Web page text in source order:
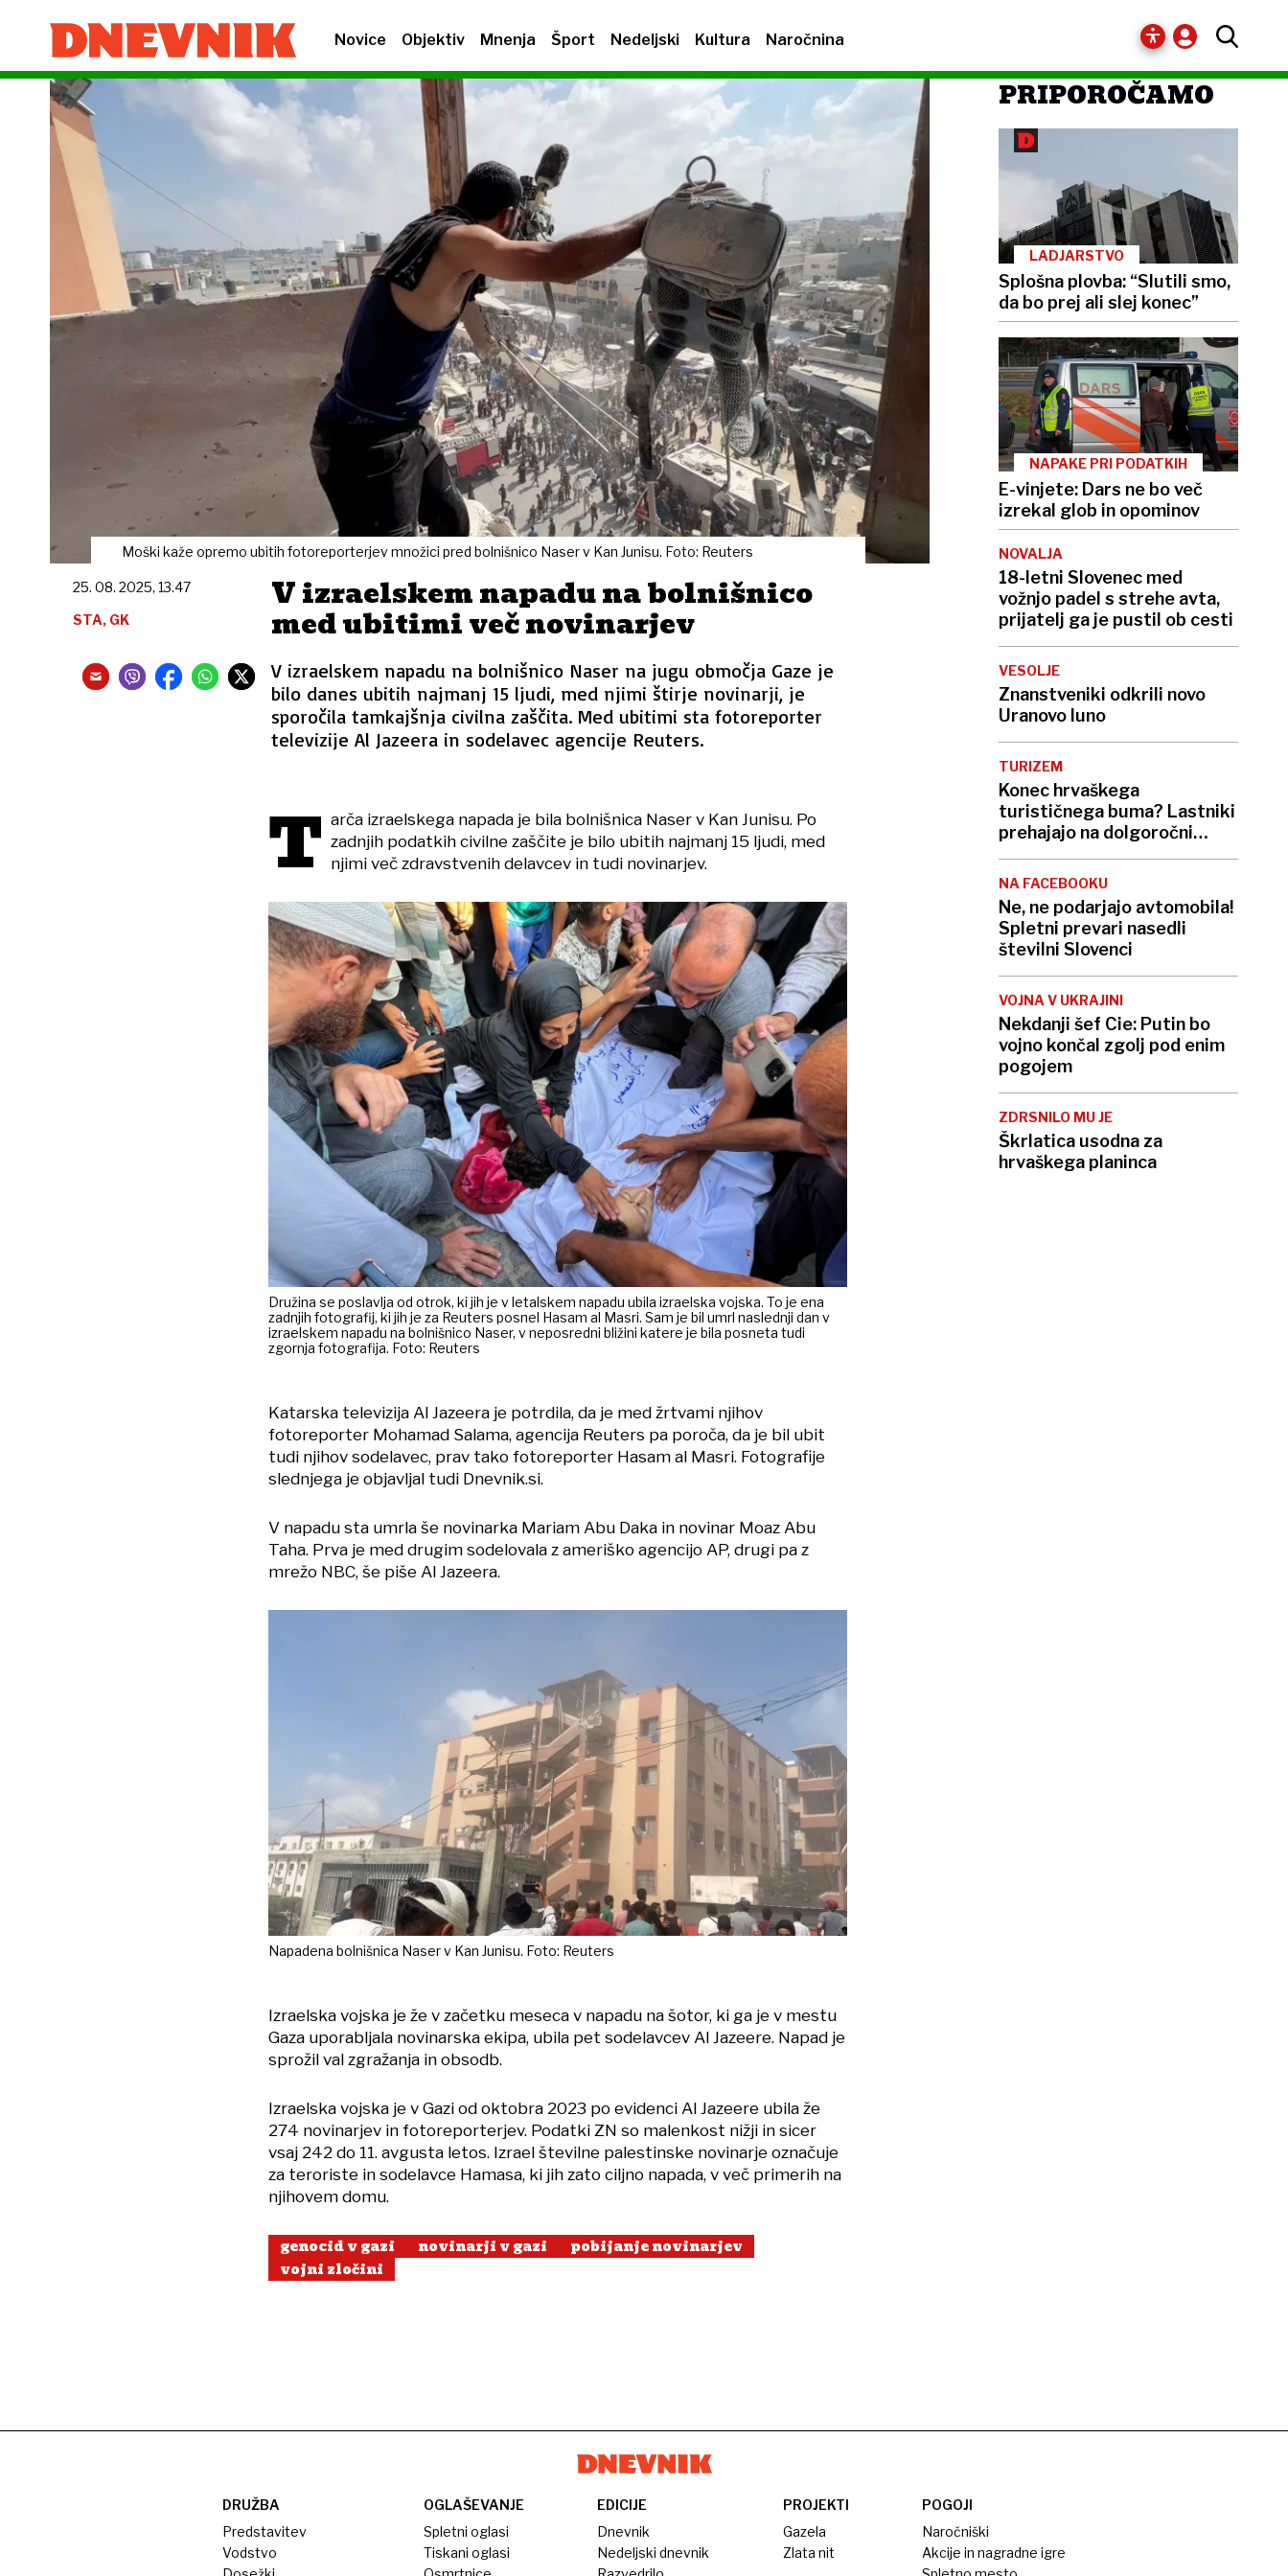
Novice Objektiv Mnenja Šport Nedeljski Kultura Naročnina
Moški kaže opremo ubitih fotoreporterjev množici pred bolnišnico Naser v Kan Junisu. Foto: Reuters
V izraelskem napadu na bolnišnico
med ubitimi več novinarjev
V izraelskem napadu na bolnišnico Naser na jugu območja Gaze je
bilo danes ubitih najmanj 15 ljudi, med njimi štirje novinarji, je
sporočila tamkajšnja civilna zaščita. Med ubitimi sta fotoreporter
televizije Al Jazeera in sodelavec agencije Reuters.
25. 08. 2025, 13.47
STA, GK
T arča izraelskega napada je bila bolnišnica Naser v Kan Junisu. Po
zadnjih podatkih civilne zaščite je bilo ubitih najmanj 15 ljudi, med
njimi več zdravstvenih delavcev in tudi novinarjev.
Družina se poslavlja od otrok, ki jih je v letalskem napadu ubila izraelska vojska. To je ena
zadnjih fotografij, ki jih je za Reuters posnel Hasam al Masri. Sam je bil umrl naslednji dan v
izraelskem napadu na bolnišnico Naser, v neposredni bližini katere je bila posneta tudi
zgornja fotografija. Foto: Reuters
Katarska televizija Al Jazeera je potrdila, da je med žrtvami njihov
fotoreporter Mohamad Salama, agencija Reuters pa poroča, da je bil ubit
tudi njihov sodelavec, prav tako fotoreporter Hasam al Masri. Fotografije
slednjega je objavljal tudi Dnevnik.si.
V napadu sta umrla še novinarka Mariam Abu Daka in novinar Moaz Abu
Taha. Prva je med drugim sodelovala z ameriško agencijo AP, drugi pa z
mrežo NBC, še piše Al Jazeera.
Napadena bolnišnica Naser v Kan Junisu. Foto: Reuters
Izraelska vojska je že v začetku meseca v napadu na šotor, ki ga je v mestu
Gaza uporabljala novinarska ekipa, ubila pet sodelavcev Al Jazeere. Napad je
sprožil val zgražanja in obsodb.
Izraelska vojska je v Gazi od oktobra 2023 po evidenci Al Jazeere ubila že
274 novinarjev in fotoreporterjev. Podatki ZN so malenkost nižji in sicer
vsaj 242 do 11. avgusta letos. Izrael številne palestinske novinarje označuje
za teroriste in sodelavce Hamasa, ki jih zato ciljno napada, v več primerih na
njihovem domu.
genocid v gazi novinarji v gazi
pobijanje novinarjev
vojni zločini
PRIPOROČAMO
LADJARSTVO
Splošna plovba: “Slutili smo,
da bo prej ali slej konec”
NAPAKE PRI PODATKIH
E-vinjete: Dars ne bo več
izrekal glob in opominov
NOVALJA
18-letni Slovenec med
vožnjo padel s strehe avta,
prijatelj ga je pustil ob cesti
VESOLJE
Znanstveniki odkrili novo
Uranovo luno
TURIZEM
Konec hrvaškega
turističnega buma? Lastniki
prehajajo na dolgoročni
najem
NA FACEBOOKU
Ne, ne podarjajo avtomobila!
Spletni prevari nasedli
številni Slovenci
VOJNA V UKRAJINI
Nekdanji šef Cie: Putin bo
vojno končal zgolj pod enim
pogojem
ZDRSNILO MU JE
Škrlatica usodna za
hrvaškega planinca
DRUŽBA
Predstavitev
Vodstvo
OGLAŠEVANJE
Spletni oglasi
Tiskani oglasi
EDICIJE
Dnevnik
Nedeljski dnevnik
PROJEKTI
Gazela
Zlata nit
POGOJI
Naročniški
Akcije in nagradne igre